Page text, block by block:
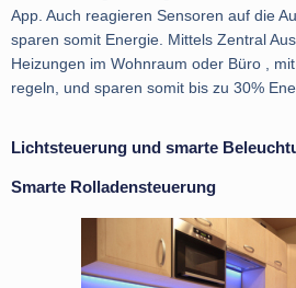
App. Auch reagieren Sensoren auf die
sparen somit Energie. Mittels Zentral
Heizungen im Wohnraum oder Büro ,
regeln, und sparen somit bis zu 30%
Lichtsteuerung und smarte
Smarte Rolladensteuerung